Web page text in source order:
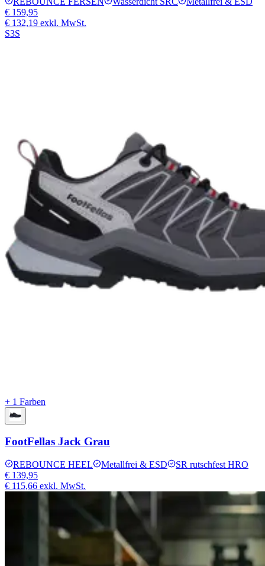
€ 159,95
€ 132,19 exkl. MwSt.
S3S
+ 1 Farben
FootFellas Jack Grau
REBOUNCE HEEL Metallfrei & ESD
SR rutschfest HRO
€ 139,95
€ 115,66 exkl. MwSt.